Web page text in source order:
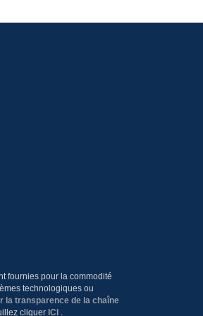
fournies pour la commodité
technologiques ou
la transparence de la chaîne
cliquer ICI .